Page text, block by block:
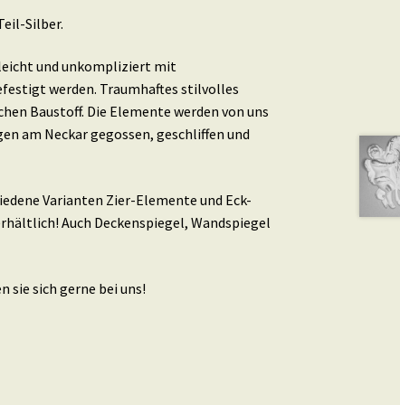
Silber.
und unkompliziert mit
werden. Traumhaftes stilvolles
Baustoff. Die Elemente werden von uns
am Neckar gegossen, geschliffen und
Varianten Zier-Elemente und Eck-
Auch Deckenspiegel, Wandspiegel
sie sich gerne bei uns!